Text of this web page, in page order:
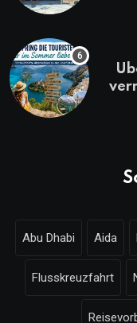
Abu Dhabi Aida
Flusskreuzfahrt